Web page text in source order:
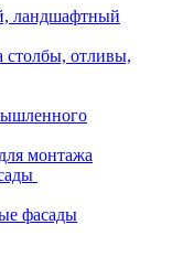
ландшафтный
столбы, отливы,
монтажа
фасады